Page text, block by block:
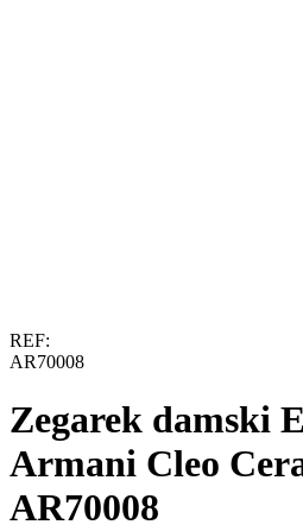
REF:
AR70008
Zegarek damski
Armani Cleo
AR70008